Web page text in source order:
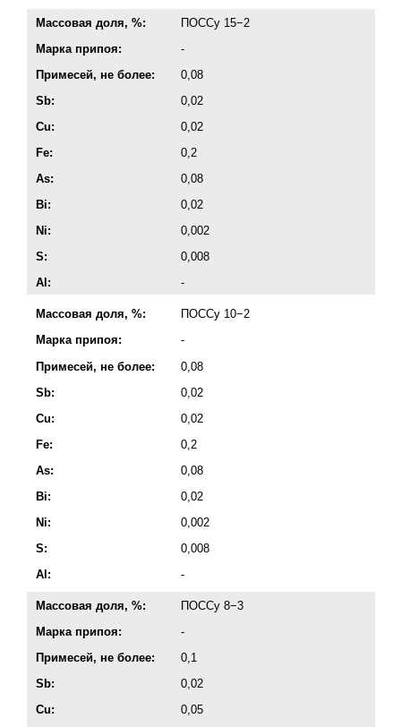
Массовая доля, %:
ПОССу 15−2
Марка припоя:
-
Примесей, не более:
0,08
Sb:
0,02
Cu:
0,02
Fe:
0,2
As:
0,08
Bi:
0,02
Ni:
0,002
S:
0,008
Al:
-
Массовая доля, %:
ПОССу 10−2
Марка припоя:
-
Примесей, не более:
0,08
Sb:
0,02
Cu:
0,02
Fe:
0,2
As:
0,08
Bi:
0,02
Ni:
0,002
S:
0,008
Al:
-
Массовая доля, %:
ПОССу 8−3
Марка припоя:
-
Примесей, не более:
0,1
Sb:
0,02
Cu:
0,05